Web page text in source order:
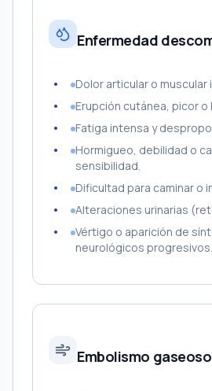
Enfermedad
Dolor articular o muscular
Erupción cutánea, picor
Fatiga intensa y
Hormigueo, debilidad o
sensibilidad.
Dificultad para caminar o
Alteraciones urinarias
Vértigo o aparición de
neurológicos progresivos.
Embolismo